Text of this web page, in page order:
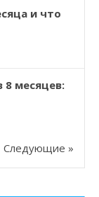
и что
8 месяцев:
Следующие »